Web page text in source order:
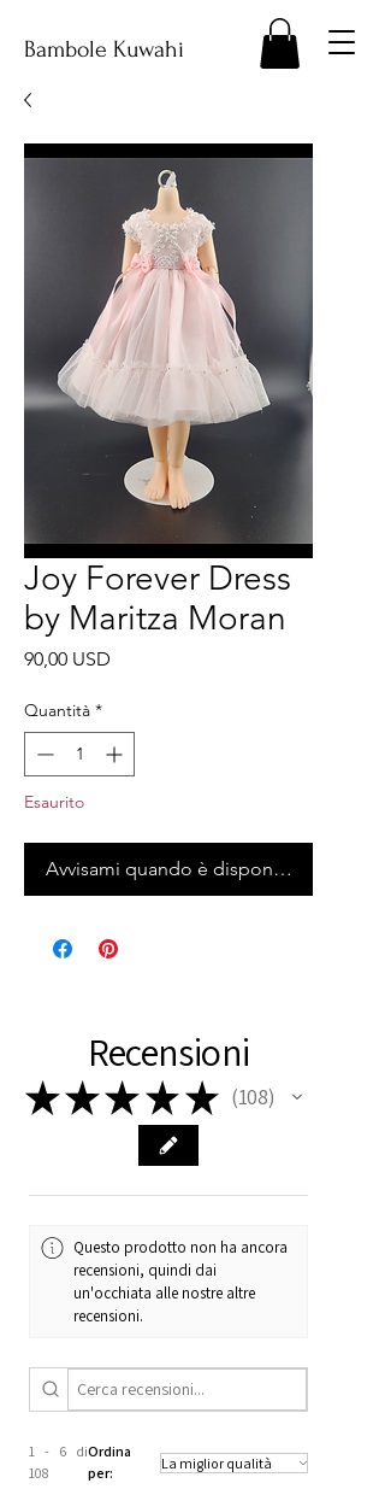
Bambole Kuwahi
Joy Forever Dress
by Maritza Moran
90,00 USD
Quantità *
Esaurito
Avvisami quando è disponibile
Recensioni
★★★ ★ ★ 108
108
Questo prodotto non ha ancora
recensioni, quindi dai
un'occhiata alle nostre altre
recensioni.
1 - 6 di
108
Ordina
per: